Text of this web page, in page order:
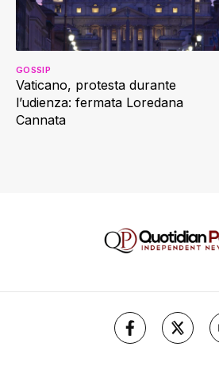
Vaticano, protesta durante
l’udienza: fermata Loredana
Cannata
GOSSIP